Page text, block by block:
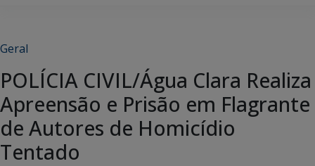
Geral
POLÍCIA CIVIL/Água Clara Realiza
Apreensão e Prisão em Flagrante
de Autores de Homicídio
Tentado